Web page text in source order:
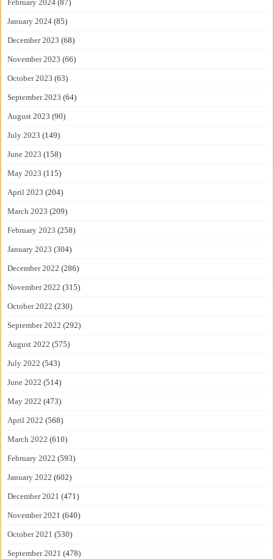
February 2024 (87)
January 2024 (85)
December 2023 (68)
November 2023 (66)
October 2023 (63)
September 2023 (64)
August 2023 (90)
July 2023 (149)
June 2023 (158)
May 2023 (115)
April 2023 (204)
March 2023 (209)
February 2023 (258)
January 2023 (304)
December 2022 (286)
November 2022 (315)
October 2022 (230)
September 2022 (292)
August 2022 (575)
July 2022 (543)
June 2022 (514)
May 2022 (473)
April 2022 (568)
March 2022 (610)
February 2022 (593)
January 2022 (602)
December 2021 (471)
November 2021 (640)
October 2021 (530)
September 2021 (478)